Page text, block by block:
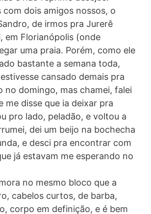
com dois amigos nossos, o
de irmos pra Jurerê
em Florianópolis (onde
uma praia. Porém, como ele
bastante a semana toda,
cansado demais pra
no domingo, mas chamei, falei
me disse que ia deixar pra
pro lado, peladão, e voltou a
dei um beijo na bochecha
e desci pra encontrar com
já estavam me esperando no
no mesmo bloco que a
cabelos curtos, de barba,
corpo em definição, e é bem